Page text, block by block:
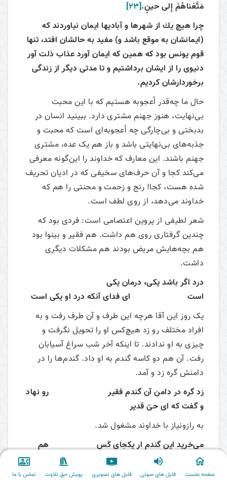
مَتَّعْناهُمْ إِلى‏ حينٍ.[23]
چرا هيچ يك از شهرها و آباديها ايمان نياوردند كه
(ايمانشان به موقع باشد و) مفيد به حالشان افتد، تنها
قوم يونس بود كه همين كه ايمان آورد عذاب ذلت آور
دنيوى را از ايشان برداشتيم و تا مدتى ديگر از زندگى
برخوردارشان كرديم.
حال ما چه‌قدر اُعجوبه هستیم که با این محبت
بی‌نهایت، هنوز جهنم مشتری دارد. ببینید انسان در
بدبختی و بی‌چارگی چه اُعجوبه‌ای است که محبت و
جذبه‌های بی‌نهایتی باشد و باز هم یک عده، مشتری
جهنم باشند. این معارف که خداوند را این‌گونه معرفی
می‌کند کجا و آن حرف‌های سخیفی که در ادیان تحریف
شده هست، کجا! رنج و زحمت و محنتی را هم که
خداوند می‌دهد، از روی لطف است.
شعر لطیفی از پروین اعتصامی است: فردی بود که
چندین گرفتاری روی هم داشت. هم فقیر و بینوا بود
هم بچه‌هایش مریض بودند هم مشکلات دیگری
داشت.
درد اگر باشد یکی، درمان یکی
است ای فدای آنکه درد او یکی است
یک روز این آقا هرچه این طرف و آن طرف رفت و به
افراد مختلف رو زد هیچ‌کس او را تحویل نگرفت و
چیزی به او ندادند. تا اینکه آخر شب سراغ آسیابان
رفت. آن هم دو کاسه گندم به او داد. گندم‌ها را در
دامنش گره زد و آمد.
زد گره در دامن آن گندم فقیر رو نهاد
و گفت که ای حیّ قدیر
به رازونیاز با خداوند مشغول شد.
می‌خرید این گندم ار یکجای کَس هم
عسل زان می‌خریدم هم عدس
صفحه نخست فایل های صوتی فایل های تصویری پویش حق تلاوت تماس با ما